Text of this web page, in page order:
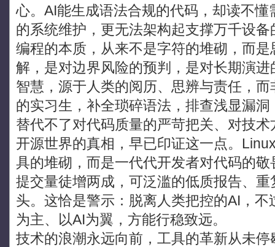
心。AI能生成语法合规的代码，却读不
的系统维护，更无法架构起支撑万千设备
编程的本质，从来不是字符的堆砌，而
解，是对边界风险的预判，是对长期演
智慧，源于人类的阅历、思辨与责任，
的实习生，补全琐碎语法，排查浅显漏
替代不了对代码质量的严苛把关、对技
开源世界的真相，早已印证这一点。
具的堆砌，而是一代代开发者对代码的
提交量徒增两成，可泛滥的低质报告、
头。这恰是警示：脱离人类把控的AI，
为主、以AI为翼，方能行稳致远。
技术的浪潮永远向前，工具的革新从未